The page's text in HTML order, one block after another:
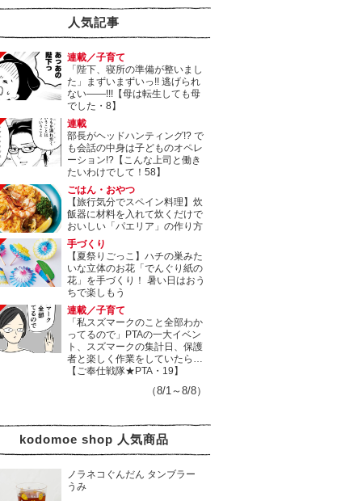
人気記事
連載／子育て
「陛下、寝所の準備が整いまし
た」まずいまずいっ!! 逃げられ
ない――!!!【母は転生しても母
でした・8】
連載
部長がヘッドハンティング!? で
も会話の中身は子どものオペレ
ーション!?【こんな上司と働き
たいわけでして！58】
ごはん・おやつ
【旅行気分でスペイン料理】炊
飯器に材料を入れて炊くだけで
おいしい「パエリア」の作り方
手づくり
【夏祭りごっこ】ハチの巣みた
いな立体のお花「でんぐり紙の
花」を手づくり！ 暑い日はおう
ちで楽しもう
連載／子育て
「私スズマークのこと全部わか
ってるので」PTAの一大イベン
ト、スズマークの集計日、保護
者と楽しく作業をしていたら…
【ご奉仕戦隊★PTA・19】
（8/1～8/8）
kodomoe shop 人気商品
ノラネコぐんだん タンブラー
うみ